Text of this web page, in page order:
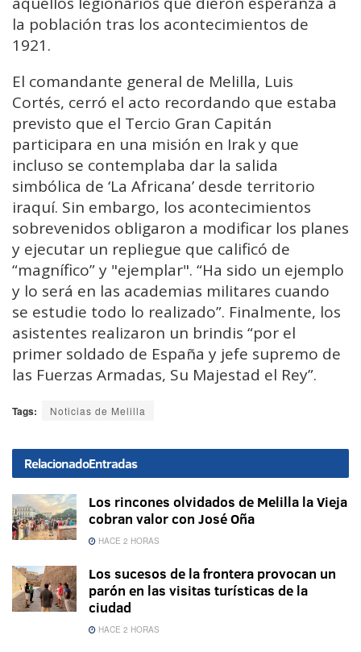
la población tras los acontecimientos de
1921.
El comandante general de Melilla, Luis
Cortés, cerró el acto recordando que estaba
previsto que el Tercio Gran Capitán
participara en una misión en Irak y que
incluso se contemplaba dar la salida
simbólica de ‘La Africana’ desde territorio
iraquí. Sin embargo, los acontecimientos
sobrevenidos obligaron a modificar los planes
y ejecutar un repliegue que calificó de
“magnífico” y "ejemplar". “Ha sido un ejemplo
y lo será en las academias militares cuando
se estudie todo lo realizado”. Finalmente, los
asistentes realizaron un brindis “por el
primer soldado de España y jefe supremo de
las Fuerzas Armadas, Su Majestad el Rey”.
Tags: Noticias de Melilla
RelacionadoEntradas
Los rincones olvidados de Melilla la Vieja
cobran valor con José Oña
HACE 2 HORAS
Los sucesos de la frontera provocan un
parón en las visitas turísticas de la
ciudad
HACE 2 HORAS